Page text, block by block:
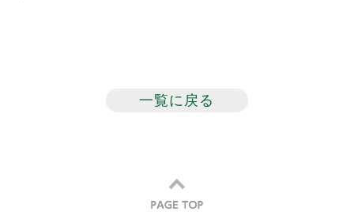
一覧に戻る